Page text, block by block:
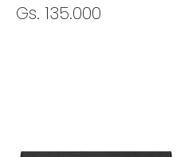
Gs. 135.000